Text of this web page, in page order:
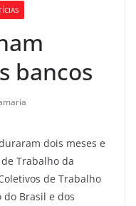
bancos
dois meses e
Trabalho da
de Trabalho
do Brasil e dos